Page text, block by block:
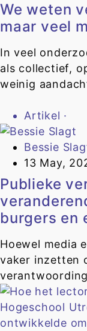
We weten
maar veel
In veel
als collectief,
weinig
Artikel ·
Bessie
13 May,
Publieke
burgers en
Hoewel media
vaker inzetten